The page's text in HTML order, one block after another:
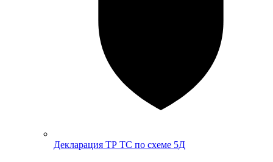
Декларация ТР ТС по схеме 5Д